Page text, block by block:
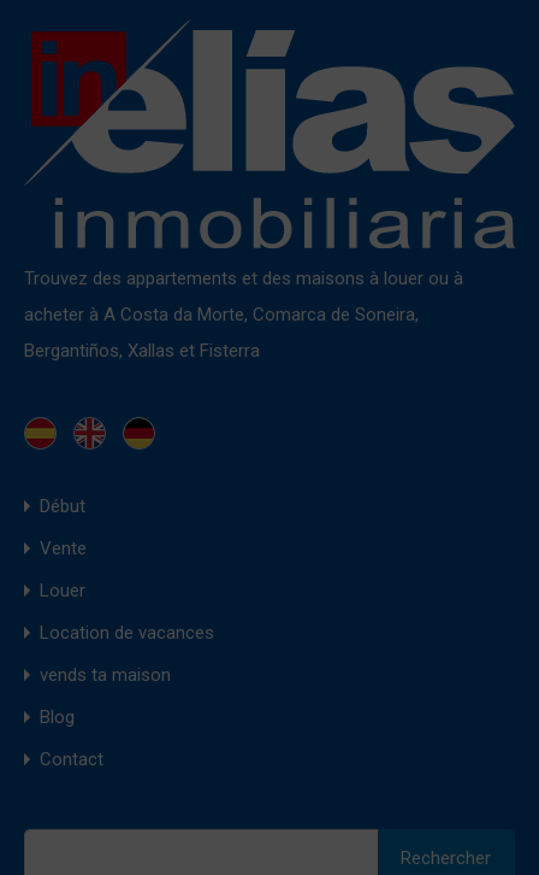
Trouvez des appartements et des maisons à louer ou à
acheter à A Costa da Morte, Comarca de Soneira,
Bergantiños, Xallas et Fisterra
Début
Vente
Louer
Location de vacances
vends ta maison
Blog
Contact